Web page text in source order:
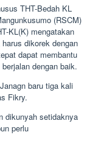
THT-Bedah KL
(RSCM)
KL(K) mengatakan
dikorek dengan
dapat membantu
dengan baik.
baru tiga kali
Fikry.
dikunyah setidaknya
perlu